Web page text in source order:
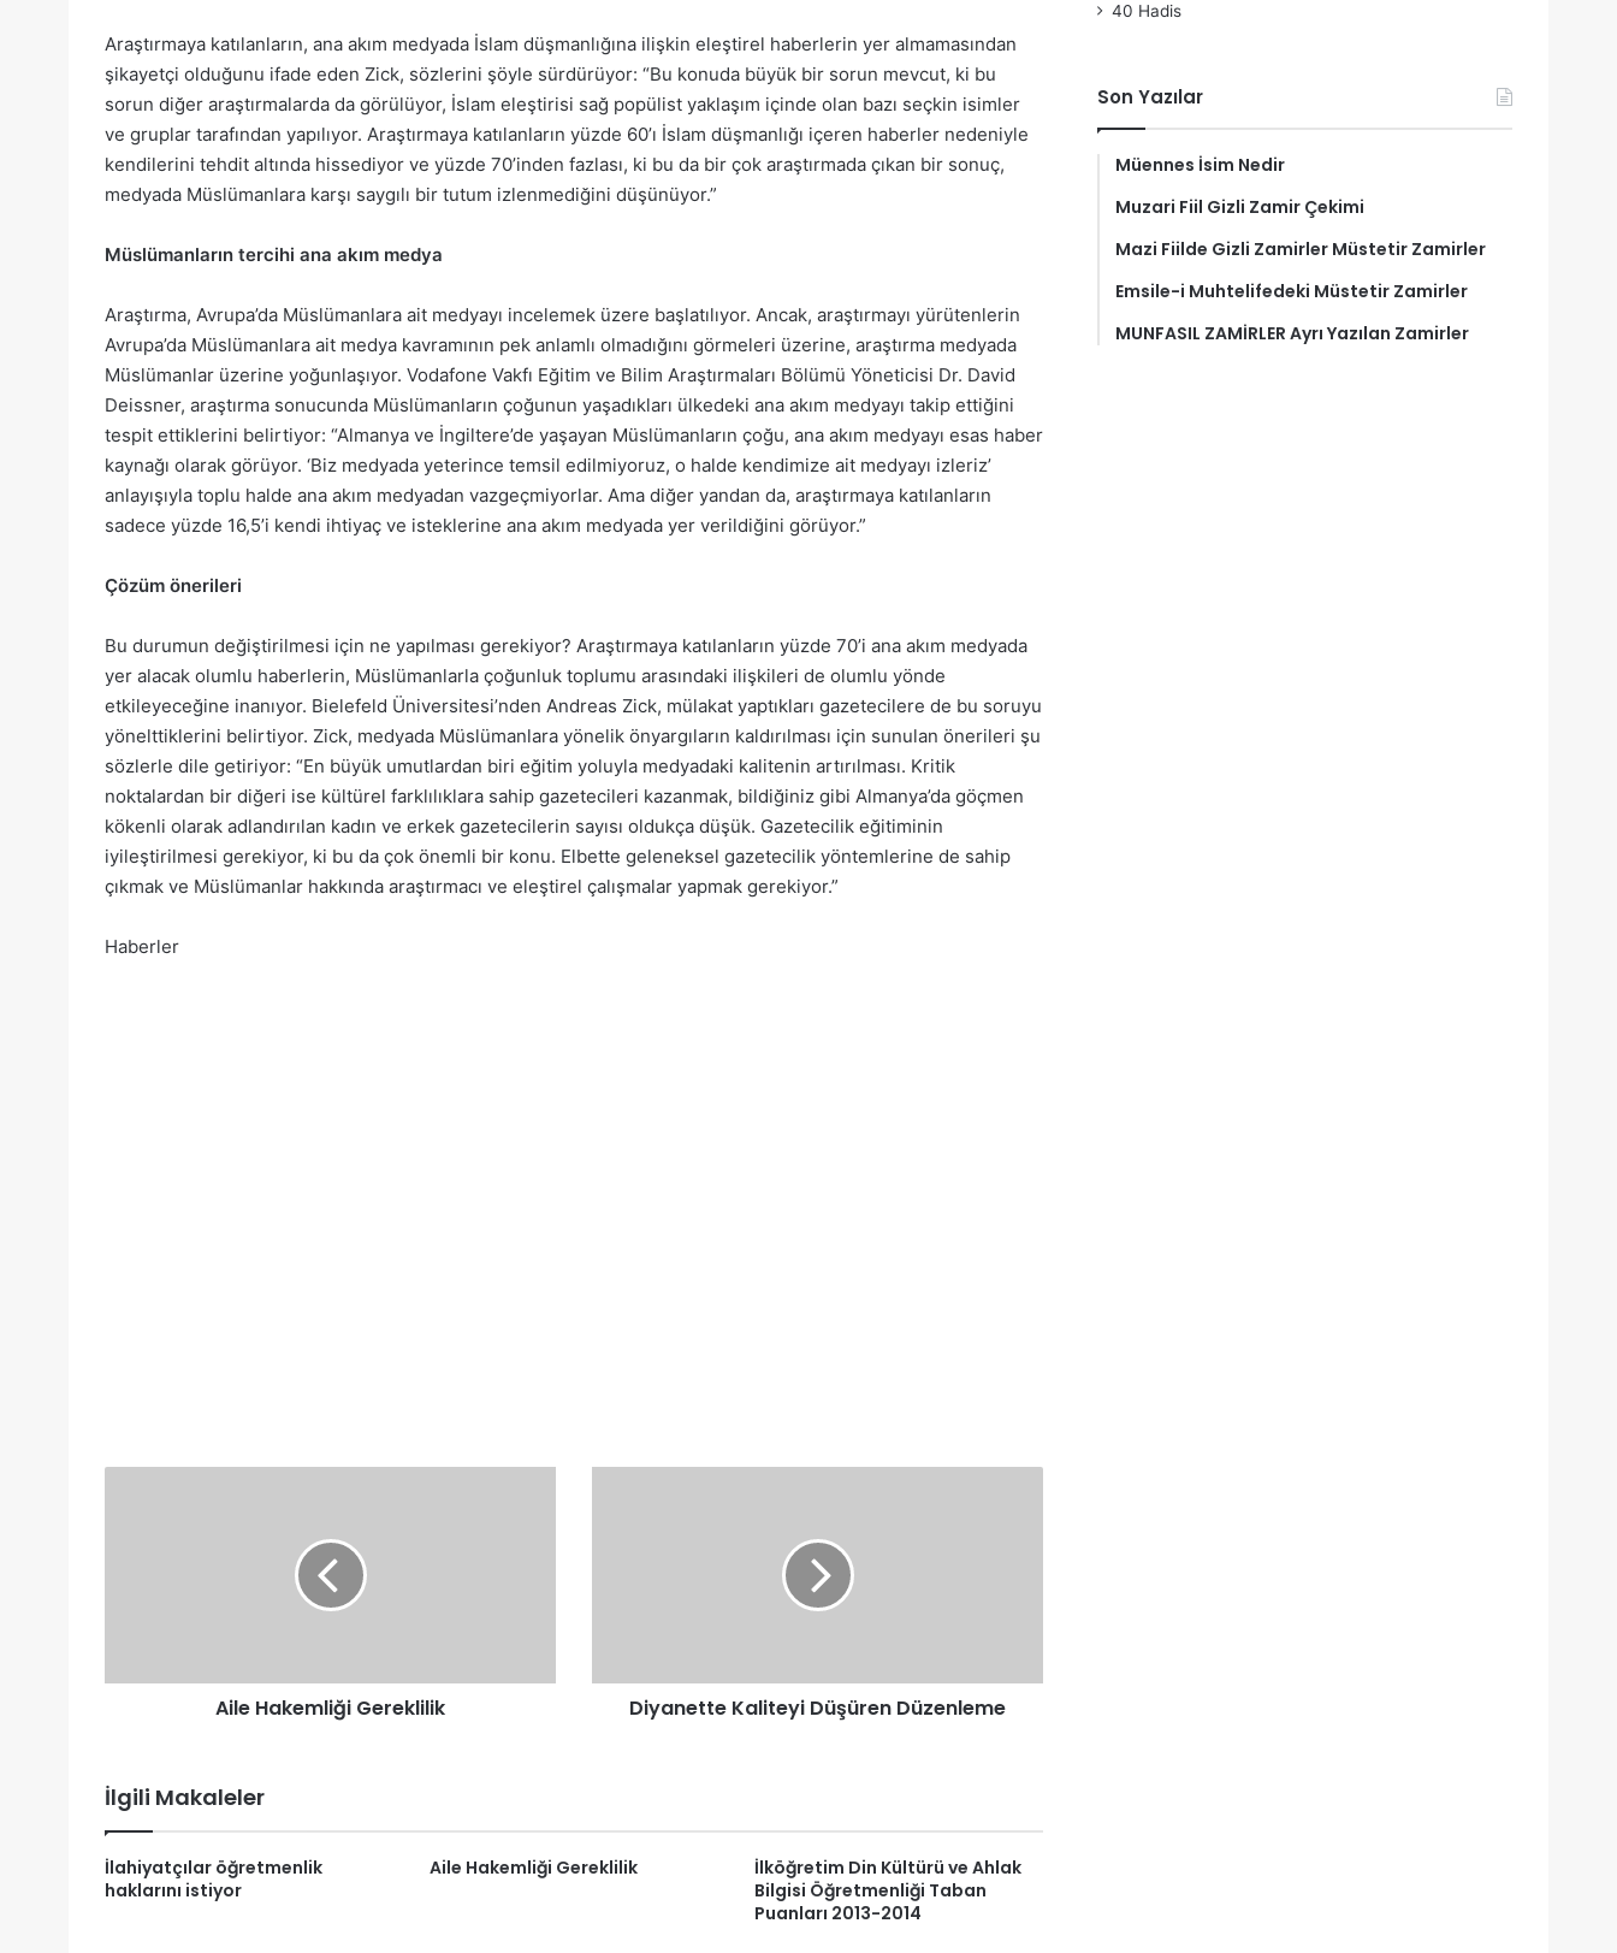
Araştırmaya katılanların, ana akım medyada İslam düşmanlığına ilişkin eleştirel haberlerin yer almamasından
şikayetçi olduğunu ifade eden Zick, sözlerini şöyle sürdürüyor: “Bu konuda büyük bir sorun mevcut, ki bu
sorun diğer araştırmalarda da görülüyor, İslam eleştirisi sağ popülist yaklaşım içinde olan bazı seçkin isimler
ve gruplar tarafından yapılıyor. Araştırmaya katılanların yüzde 60’ı İslam düşmanlığı içeren haberler nedeniyle
kendilerini tehdit altında hissediyor ve yüzde 70’inden fazlası, ki bu da bir çok araştırmada çıkan bir sonuç,
medyada Müslümanlara karşı saygılı bir tutum izlenmediğini düşünüyor.”
Müslümanların tercihi ana akım medya
Araştırma, Avrupa’da Müslümanlara ait medyayı incelemek üzere başlatılıyor. Ancak, araştırmayı yürütenlerin
Avrupa’da Müslümanlara ait medya kavramının pek anlamlı olmadığını görmeleri üzerine, araştırma medyada
Müslümanlar üzerine yoğunlaşıyor. Vodafone Vakfı Eğitim ve Bilim Araştırmaları Bölümü Yöneticisi Dr. David
Deissner, araştırma sonucunda Müslümanların çoğunun yaşadıkları ülkedeki ana akım medyayı takip ettiğini
tespit ettiklerini belirtiyor: “Almanya ve İngiltere’de yaşayan Müslümanların çoğu, ana akım medyayı esas haber
kaynağı olarak görüyor. ‘Biz medyada yeterince temsil edilmiyoruz, o halde kendimize ait medyayı izleriz’
anlayışıyla toplu halde ana akım medyadan vazgeçmiyorlar. Ama diğer yandan da, araştırmaya katılanların
sadece yüzde 16,5’i kendi ihtiyaç ve isteklerine ana akım medyada yer verildiğini görüyor.”
Çözüm önerileri
Bu durumun değiştirilmesi için ne yapılması gerekiyor? Araştırmaya katılanların yüzde 70’i ana akım medyada
yer alacak olumlu haberlerin, Müslümanlarla çoğunluk toplumu arasındaki ilişkileri de olumlu yönde
etkileyeceğine inanıyor. Bielefeld Üniversitesi’nden Andreas Zick, mülakat yaptıkları gazetecilere de bu soruyu
yönelttiklerini belirtiyor. Zick, medyada Müslümanlara yönelik önyargıların kaldırılması için sunulan önerileri şu
sözlerle dile getiriyor: “En büyük umutlardan biri eğitim yoluyla medyadaki kalitenin artırılması. Kritik
noktalardan bir diğeri ise kültürel farklılıklara sahip gazetecileri kazanmak, bildiğiniz gibi Almanya’da göçmen
kökenli olarak adlandırılan kadın ve erkek gazetecilerin sayısı oldukça düşük. Gazetecilik eğitiminin
iyileştirilmesi gerekiyor, ki bu da çok önemli bir konu. Elbette geleneksel gazetecilik yöntemlerine de sahip
çıkmak ve Müslümanlar hakkında araştırmacı ve eleştirel çalışmalar yapmak gerekiyor.”
Haberler
Aile Hakemliği Gereklilik Diyanette Kaliteyi Düşüren Düzenleme
İlgili Makaleler
İlahiyatçılar öğretmenlik
haklarını istiyor
Aile Hakemliği Gereklilik
İlköğretim Din Kültürü ve Ahlak
Bilgisi Öğretmenliği Taban
Puanları 2013-2014
40 Hadis
Son Yazılar
Müennes İsim Nedir
Muzari Fiil Gizli Zamir Çekimi
Mazi Fiilde Gizli Zamirler Müstetir Zamirler
Emsile-i Muhtelifedeki Müstetir Zamirler
MUNFASIL ZAMİRLER Ayrı Yazılan Zamirler